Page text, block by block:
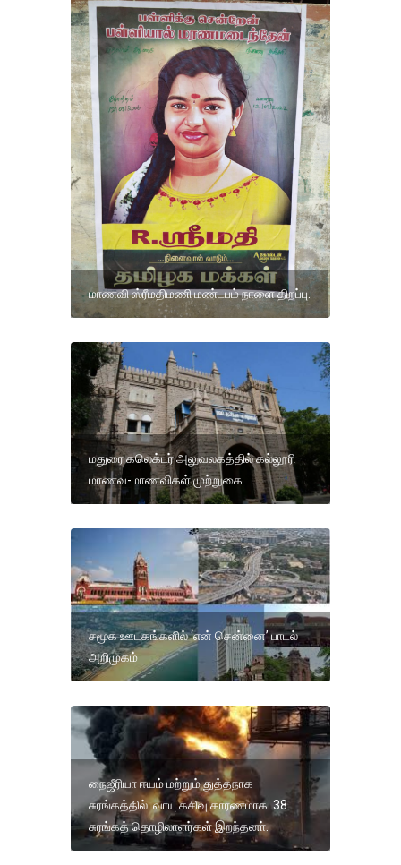
மாணவி ஸ்ரீமதிமணி மண்டபம் நாளை திறப்பு.
மதுரை கலெக்டர் அலுவலகத்தில் கல்லூரி
மாணவ-மாணவிகள் முற்றுகை
சமூக ஊடகங்களில் ‘என் சென்னை’ பாடல்
அறிமுகம்
நைஜீரியா ஈயம் மற்றும் துத்தநாக
சுரங்கத்தில் வாயு கசிவு காரணமாக 38
சுரங்கத் தொழிலாளர்கள் இறந்தனா்.